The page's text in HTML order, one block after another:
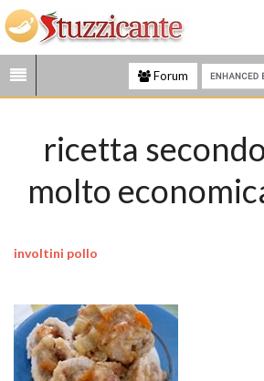
Forum
ricetta
molto
involtini pollo